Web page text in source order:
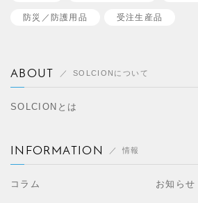
防災／ 防護用品 受注生産品
ABOUT SOLCIONについて
SOLCIONとは
INFORMATION 情報
コラム お知らせ